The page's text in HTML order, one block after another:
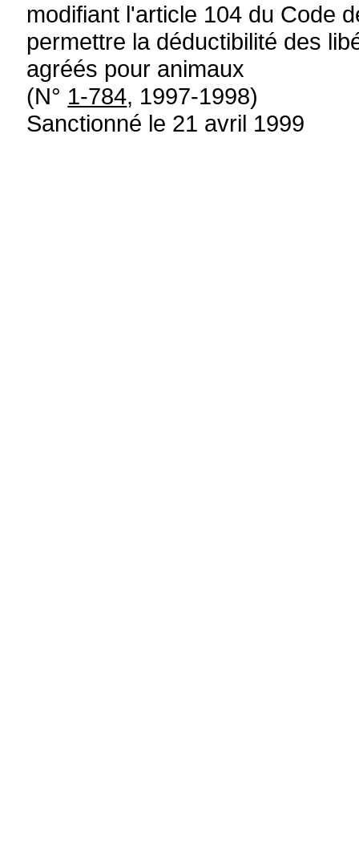
modifiant l'article 104 du Code
permettre la déductibilité des
agréés pour animaux
(N° 1-784, 1997-1998)
Sanctionné le 21 avril 1999